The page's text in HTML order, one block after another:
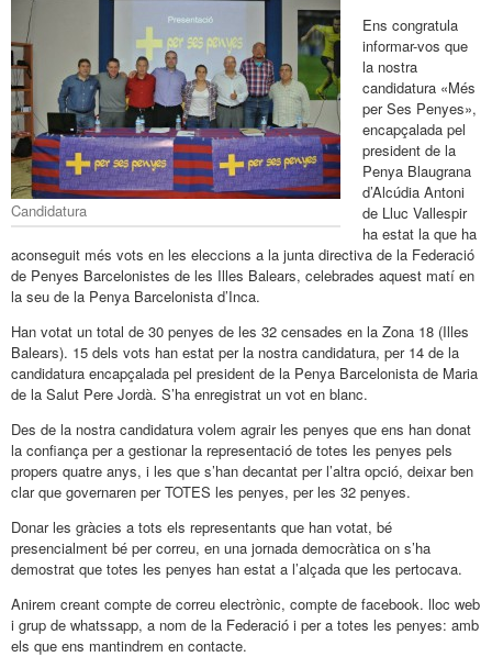
Candidatura
Ens congratula
informar-vos que
la nostra
candidatura «Més
per Ses Penyes»,
encapçalada pel
president de la
Penya Blaugrana
d’Alcúdia Antoni
de Lluc Vallespir
ha estat la que ha
aconseguit més vots en les eleccions a la junta directiva de la Federació
de Penyes Barcelonistes de les Illes Balears, celebrades aquest matí en
la seu de la Penya Barcelonista d’Inca.
Han votat un total de 30 penyes de les 32 censades en la Zona 18 (Illes
Balears). 15 dels vots han estat per la nostra candidatura, per 14 de la
candidatura encapçalada pel president de la Penya Barcelonista de Maria
de la Salut Pere Jordà. S’ha enregistrat un vot en blanc.
Des de la nostra candidatura volem agrair les penyes que ens han donat
la confiança per a gestionar la representació de totes les penyes pels
propers quatre anys, i les que s’han decantat per l’altra opció, deixar ben
clar que governaren per TOTES les penyes, per les 32 penyes.
Donar les gràcies a tots els representants que han votat, bé
presencialment bé per correu, en una jornada democràtica on s’ha
demostrat que totes les penyes han estat a l’alçada que les pertocava.
Anirem creant compte de correu electrònic, compte de facebook. lloc web
i grup de whatssapp, a nom de la Federació i per a totes les penyes: amb
els que ens mantindrem en contacte.